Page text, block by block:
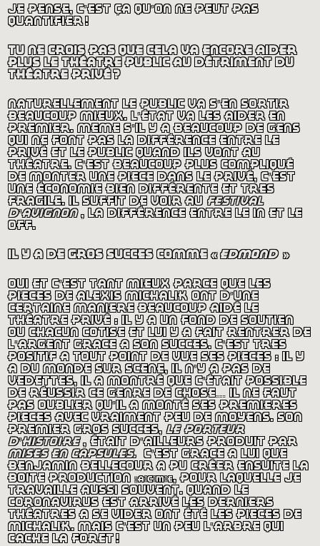
je pense, c’est ça qu’on ne peut pas
quantifier !
tu ne crois pas que cela va encore aider
plus le théâtre public au détriment du
théâtre privé?
naturellement le public va s’en sortir
beaucoup mieux. l’état va les aider en
premier. même s’il y a beaucoup de gens
qui ne font pas la différence entre le
privé et le public quand ils vont au
théâtre. c’est beaucoup plus compliqué
de monter une pièce dans le privé, c’est
une économie bien différente et très
fragile. il suffit de voir au festival
d’avignon, la différence entre le in et le
off.
il y a de gros succès comme «edmond »
oui et c’est tant mieux parce que les
pièces de alexis michalik ont d’une
certaine manière beaucoup aidé le
théâtre privé : il y a un fond de soutien
où chacun cotise et lui y a fait rentrer de
l’argent grâce à son succès. c’est très
positif à tout point de vue ses pièces : il y
a du monde sur scène, il n’y a pas de
vedettes, il a montré que c’était possible
de réussir ce genre de chose… il ne faut
pas oublier qu’il a monté ses premières
pièces avec vraiment peu de moyens. son
premier gros succès,le porteur
d’histoire, était d’ailleurs produit par
mises en capsules. c’est grâce à lui que
benjamin bellecour a pu créer ensuite la
boite productionacme, pour laquelle je
travaille aussi souvent. quand le
coronavirus est arrivé les derniers
théâtres a se vider ont été les pièces de
michalik. mais c’est un peu l’arbre qui
cache la forêt !